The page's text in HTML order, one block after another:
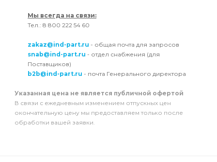
Мы всегда на связи:
Тел.: 8 800 222 54 60
zakaz@ind-part.ru - общая почта для запросов
snab@ind-part.ru - отдел снабжения (для
Поставщиков)
b2b@ind-part.ru - почта Генерального директора
Указанная цена не является публичной офертой
В связи с ежедневным изменением отпускных цен
окончательную цену мы предоставляем только после
обработки вашей заявки.